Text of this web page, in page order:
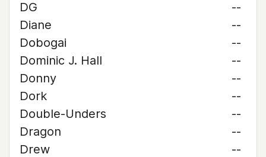
DG
--
Diane
--
Dobogai
--
Dominic J. Hall
--
Donny
--
Dork
--
Double-Unders
--
Dragon
--
Drew
--